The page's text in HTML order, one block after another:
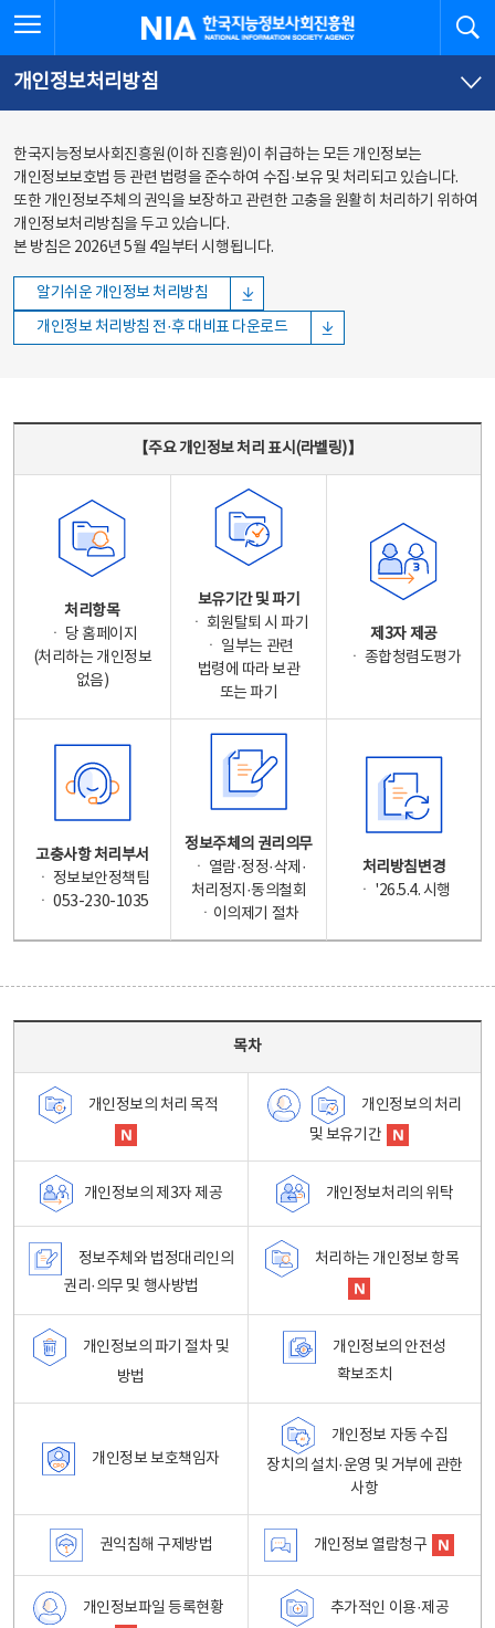
바로가기
바로가기
한국지능정보사회진흥원
개인정보처리방침
한국지능정보사회진흥원(이하 진흥원)이 취급하는 모든 개인정보는
개인정보보호법 등 관련 법령을 준수하여 수집·보유 및 처리되고 있습니다.
또한 개인정보주체의 권익을 보장하고 관련한 고충을 원활히 처리하기 위하여
개인정보처리방침을 두고 있습니다.
본 방침은 2026년 5월 4일부터 시행됩니다.
알기쉬운 개인정보 처리방침
개인정보 처리방침 전·후 대비표 다운로드
【주요 개인정보 처리 표시(라벨링)】
처리항목
ㆍ 당 홈페이지
(처리하는 개인정보
없음)
보유기간 및 파기
ㆍ 회원탈퇴 시 파기
ㆍ 일부는 관련
법령에 따라 보관
또는 파기
제3자 제공
ㆍ 종합청렴도평가
고충사항 처리부서
ㆍ 정보보안정책팀
ㆍ 053-230-1035
정보주체의 권리의무
ㆍ 열람·정정·삭제·
처리정지·동의철회
ㆍ이의제기 절차
처리방침변경
ㆍ '26.5.4. 시행
목차
개인정보의 처리 목적
개인정보의 처리
및 보유기간
개인정보의 제3자 제공 개인정보처리의 위탁
정보주체와 법정대리인의
권리·의무 및 행사방법
처리하는 개인정보 항목
개인정보의 파기 절차 및
방법
개인정보의 안전성
확보조치
개인정보 보호책임자
개인정보 자동 수집
장치의 설치·운영 및 거부에 관한
사항
권익침해 구제방법 개인정보 열람청구
개인정보파일 등록현황
추가적인 이용·제공